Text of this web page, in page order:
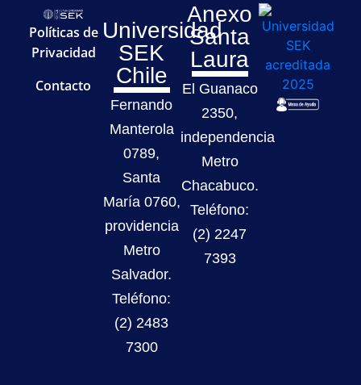
Políticas de
Privacidad
Contacto
Universidad
SEK
Chile
Fernando
Manterola
0789,
Santa
María 0760,
providencia
Metro
Salvador.
Teléfono:
(2) 2483
7300
Anexo
Santa
Laura
El Guanaco
2350,
independencia
Metro
Chacabuco.
Teléfono:
(2) 2247
7393